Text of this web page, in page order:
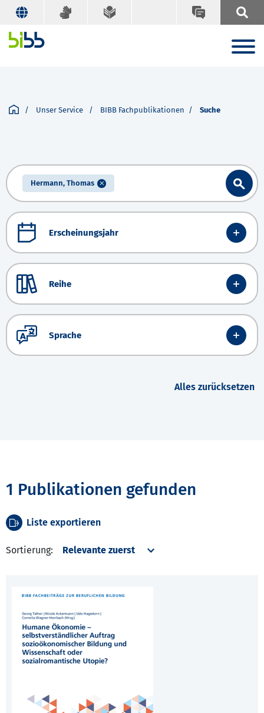
Unser Service BIBB Fachpublikationen Suche
Hermann, Thomas
Erscheinungsjahr
Reihe
Sprache
Alles zurücksetzen
1 Publikationen gefunden
Liste exportieren
Sortierung: